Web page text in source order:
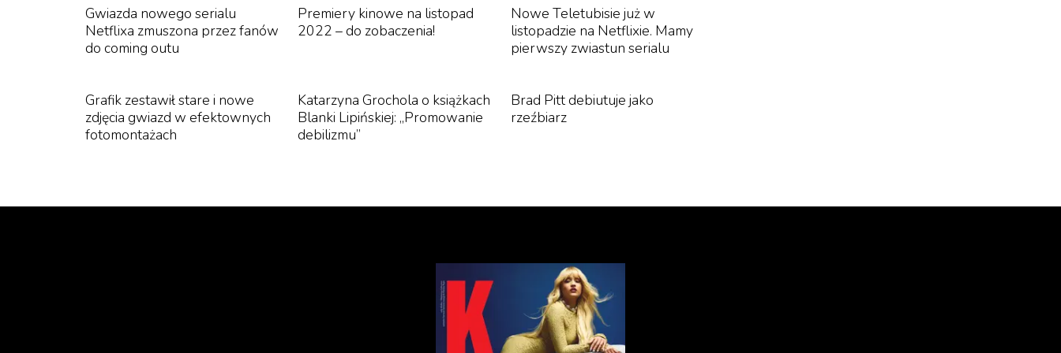
Gwiazda nowego serialu
Netflixa zmuszona przez fanów
do coming outu
Premiery kinowe na listopad
2022 – do zobaczenia!
Nowe Teletubisie już w
listopadzie na Netflixie. Mamy
pierwszy zwiastun serialu
Grafik zestawił stare i nowe
zdjęcia gwiazd w efektownych
fotomontażach
Katarzyna Grochola o książkach
Blanki Lipińskiej: „Promowanie
debilizmu”
Brad Pitt debiutuje jako
rzeźbiarz